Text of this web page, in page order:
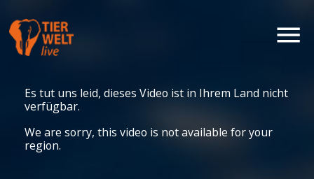
Es tut uns leid, dieses Video ist in Ihrem Land nicht
verfügbar.
We are sorry, this video is not available for your
region.